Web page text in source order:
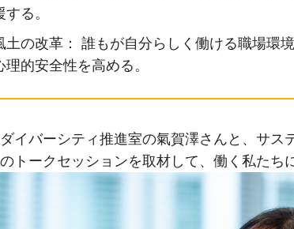
する。
土の改革： 誰もが自分らしく働ける職場環
理的安全性を高める。
イバーシティ推進室の氣賀澤さんと、サ
トークセッションを取材して、働く私たち